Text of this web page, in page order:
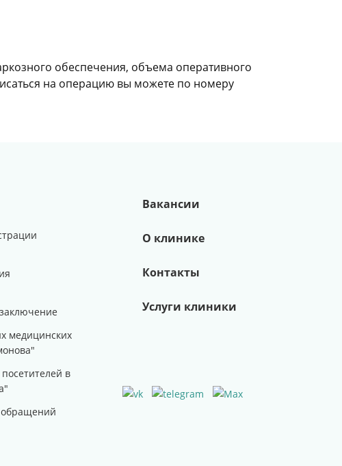
обеспечения, объема оперативного
на операцию вы можете по номеру
медицинских
в
Вакансии
О клинике
Контакты
Услуги клиники